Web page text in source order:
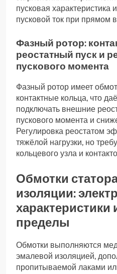
пусковая характеристика
пусковой ток при прямом
Фазный ротор:
реостатный пуск и
пускового момента
Фазный ротор имеет
контактные кольца, что
подключать внешние
пускового момента и
Регулировка реостатом
тяжёлой нагрузки, но
кольцевого узла и
Обмотки
изоляции:
характеристики
пределы
Обмотки выполняются
эмалевой изоляцией,
пропитываемой лаками